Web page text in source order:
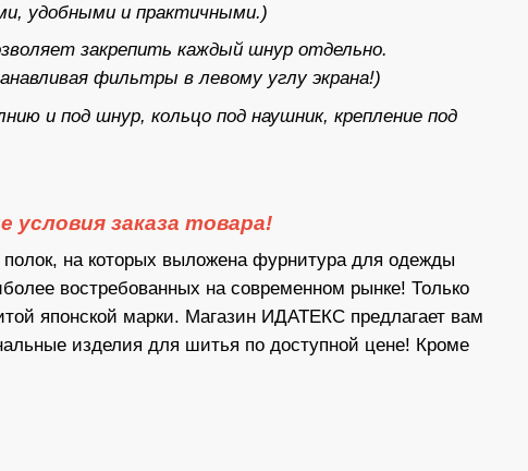
удобными и практичными.)
закрепить каждый шнур отдельно.
фильтры в левому углу экрана!)
и под шнур, кольцо под наушник, крепление под
условия заказа товара!
на которых выложена фурнитура для одежды
востребованных на современном рынке! Только
японской марки. Магазин ИДАТЕКС предлагает вам
изделия для шитья по доступной цене! Кроме